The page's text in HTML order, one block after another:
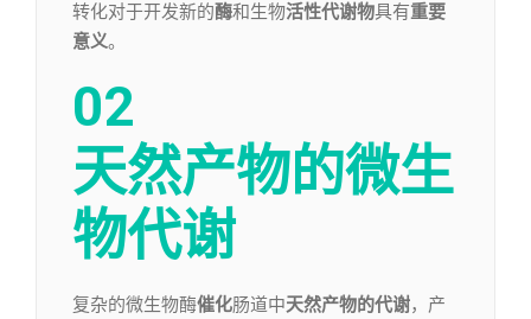
转化对于开发新的酶和生物活性代谢物具有重要
意义。
02
天然产物的微生
物代谢
复杂的微生物酶催化肠道中天然产物的代谢，产